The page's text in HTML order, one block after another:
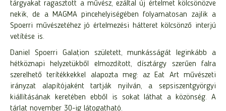
tárgyakat ragasztott a művész, ezáltal új értelmet kölcsönözve
nekik, de a MAGMA pincehelyiségében folyamatosan zajlik a
Spoerri művészetéhez jó értelmezési hátteret kölcsönző interjú
vetítése is.
Daniel Spoerri Galațion született, munkásságát leginkább a
hétköznapi helyzetükből elmozdított, dísztárgy szerűen falra
szerelhető terítékkekkel alapozta meg: az Eat Art művészeti
irányzat alapítójaként tartják nyilván, a sepsiszentgyörgyi
kiállításának keretében ebből is sokat láthat a közönség. A
tárlat november 30-ig látogatható.